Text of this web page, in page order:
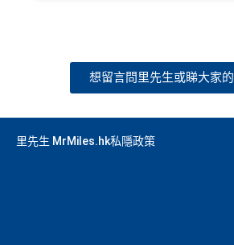
想留言問里先生或睇大家
里先生 MrMiles.hk私隱政策